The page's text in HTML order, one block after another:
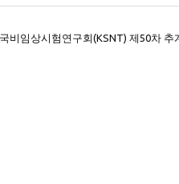
비임상시험연구회(KSNT) 제50차